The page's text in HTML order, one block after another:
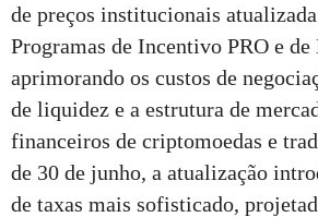
de preços institucionais atualizada
Programas de Incentivo PRO e
aprimorando os custos de
de liquidez e a estrutura de
financeiros de criptomoedas e
de 30 de junho, a atualização
de taxas mais sofisticado,